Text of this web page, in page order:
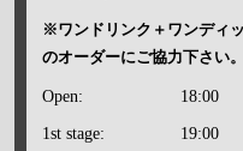
※ワンドリンク＋ワンディ
のオーダーにご協力下さい。
Open: 18:00
1st stage: 19:00